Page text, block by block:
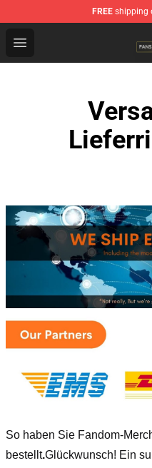
FREE shipping
Open menu
1923 Shop - Official
So haben Sie Fandom-
bestellt.Glückwunsch! Ein